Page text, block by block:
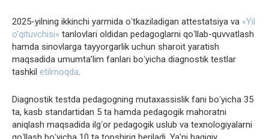
2025-yilning ikkinchi yarmida oʻtkaziladigan attestatsiya va «Yil
o’qituvchisi» tanlovlari oldidan pedagoglarni qoʻllab-quvvatlash
hamda sinovlarga tayyorgarlik uchun sharoit yaratish
maqsadida umumtaʼlim fanlari boʻyicha diagnostik testlar
tashkil etilmoqda.
Diagnostik testda pedagogning mutaxassislik fani boʻyicha 35
ta, kasb standartidan 5 ta hamda pedagogik mahoratni
aniqlash maqsadida ilgʻor pedagogik uslub va texnologiyalarni